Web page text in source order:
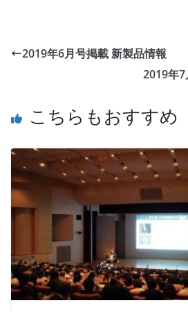
2019年6月号掲載 新製品情報
2019年
こちらもおすすめ